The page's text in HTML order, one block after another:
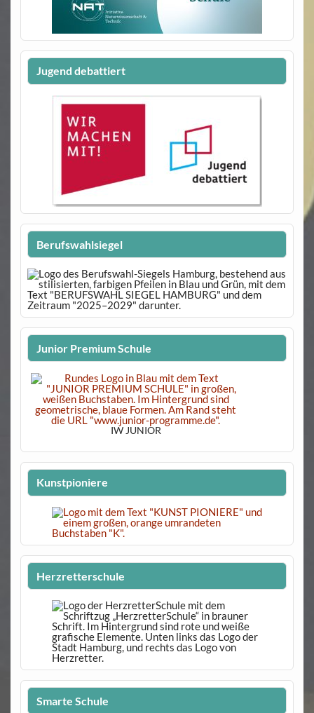
Jugend debattiert
Berufswahlsiegel
Junior Premium Schule
IW JUNIOR
Kunstpioniere
Herzretterschule
Smarte Schule